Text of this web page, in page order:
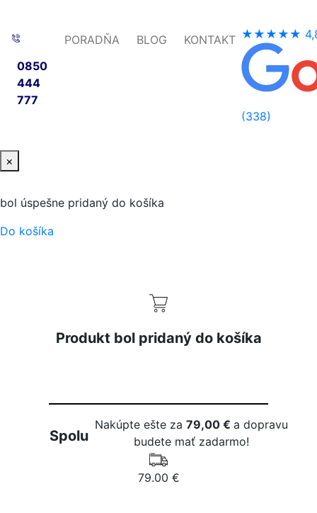
0850
444
777
PORADŇA BLOG KONTAKT ★★★★★
(338)
×
bol úspešne pridaný do košíka
Do košíka
Produkt bol pridaný do košíka
Spolu
Nakúpte ešte za79,00 €a dopravu
budete mať zadarmo!
79.00 €